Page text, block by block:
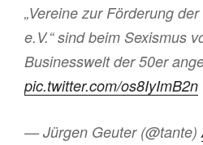
„Vereine zur Förderung
e.V.“ sind beim Sexismus
Businesswelt der 50er
pic.twitter.com/os8IyImB2n
— Jürgen Geuter (@tante)